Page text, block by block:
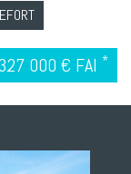
000 € FAI *